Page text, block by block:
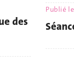
des
Publié le